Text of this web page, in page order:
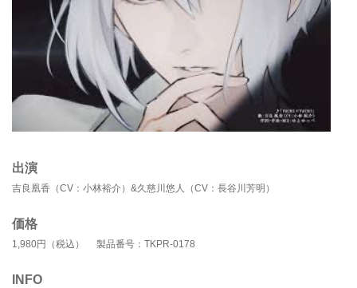
出演
吉良凰香（CV：小林裕介）&久慈川悠人（CV：長谷川芳明）
価格
1,980円（税込） 製品番号：TKPR-0178
INFO